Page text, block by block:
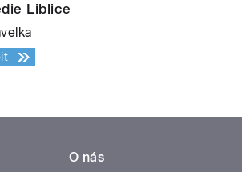
Liblice
O nás